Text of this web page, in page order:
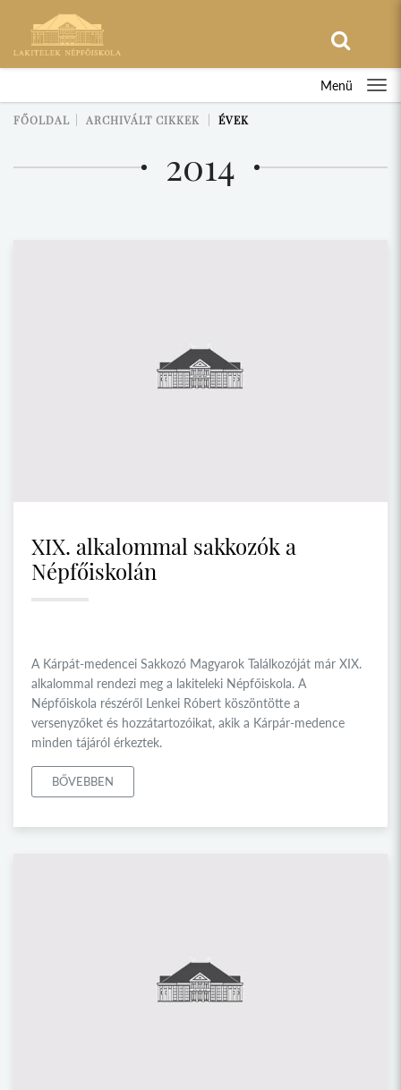
Menü
FŐOLDAL ARCHIVÁLT CIKKEK ÉVEK
2014
XIX. alkalommal sakkozók a
Népfőiskolán
A Kárpát-medencei Sakkozó Magyarok Találkozóját már XIX.
alkalommal rendezi meg a lakiteleki Népfőiskola. A
Népfőiskola részéről Lenkei Róbert köszöntötte a
versenyzőket és hozzátartozóikat, akik a Kárpár-medence
minden tájáról érkeztek.
BŐVEBBEN